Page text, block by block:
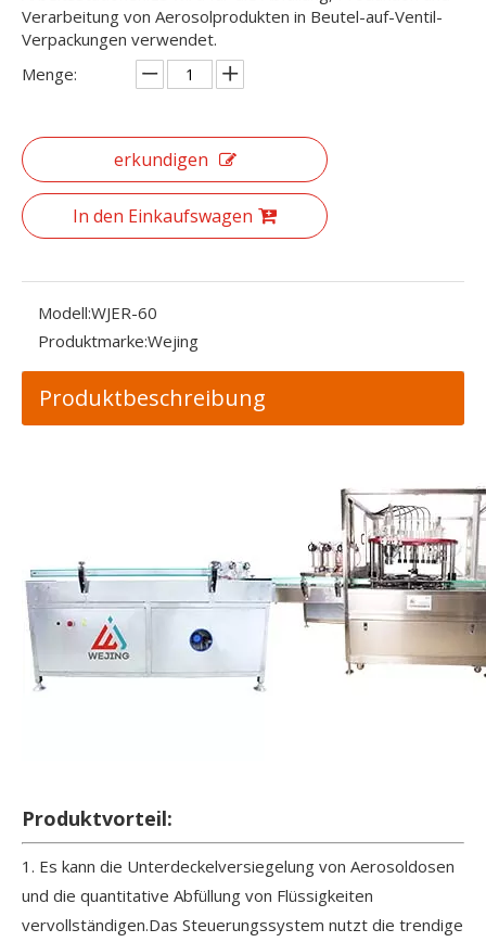
Verarbeitung von Aerosolprodukten in Beutel-auf-Ventil-
Verpackungen verwendet.
Menge:
erkundigen
In den Einkaufswagen
Modell:WJER-60
Produktmarke:Wejing
Produktbeschreibung
Produktvorteil:
1. Es kann die Unterdeckelversiegelung von Aerosoldosen
und die quantitative Abfüllung von Flüssigkeiten
vervollständigen.Das Steuerungssystem nutzt die trendige